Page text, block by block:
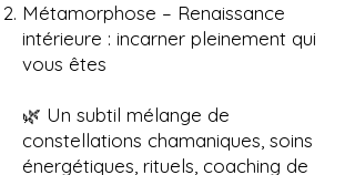
Métamorphose – Renaissance
intérieure : incarner pleinement qui
vous êtes
🌿 Un subtil mélange de
constellations chamaniques, soins
énergétiques, rituels, coaching de